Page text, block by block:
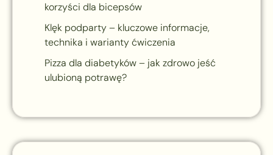
korzyści dla bicepsów
Klęk podparty – kluczowe informacje,
technika i warianty ćwiczenia
Pizza dla diabetyków – jak zdrowo jeść
ulubioną potrawę?